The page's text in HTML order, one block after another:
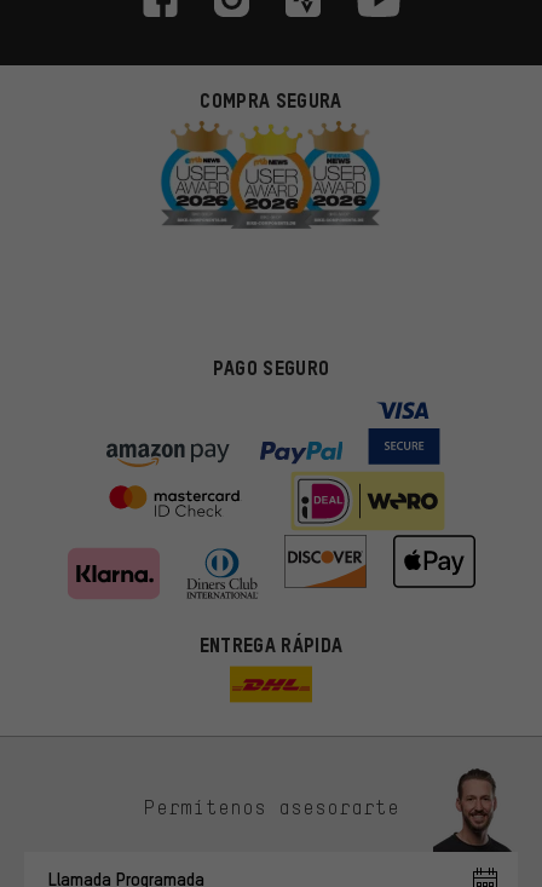
COMPRA SEGURA
PAGO SEGURO
ENTREGA RÁPIDA
Permítenos asesorarte
Llamada Programada
ti. Las cookies de marketing nos ayudan a identificar tus